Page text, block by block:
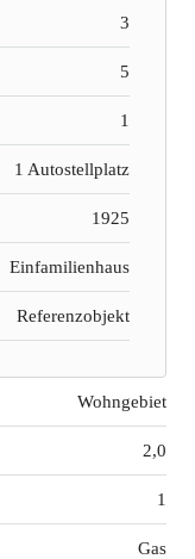
3
5
1
1 Autostellplatz
1925
Einfamilienhaus
Referenzobjekt
Wohngebiet
2,0
1
Gas